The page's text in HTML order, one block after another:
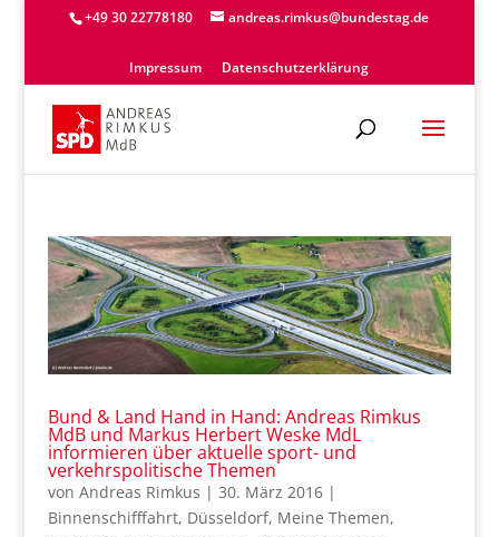
+49 30 22778180 andreas.rimkus@bundestag.de
Impressum Datenschutzerklärung
Bund & Land Hand in Hand: Andreas Rimkus
MdB und Markus Herbert Weske MdL
informieren über aktuelle sport- und
verkehrspolitische Themen
von Andreas Rimkus | 30. März 2016|
Binnenschifffahrt, Düsseldorf, Meine Themen,